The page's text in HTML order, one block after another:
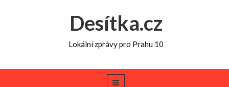
Desítka.cz
Lokální zprávy pro Prahu 10